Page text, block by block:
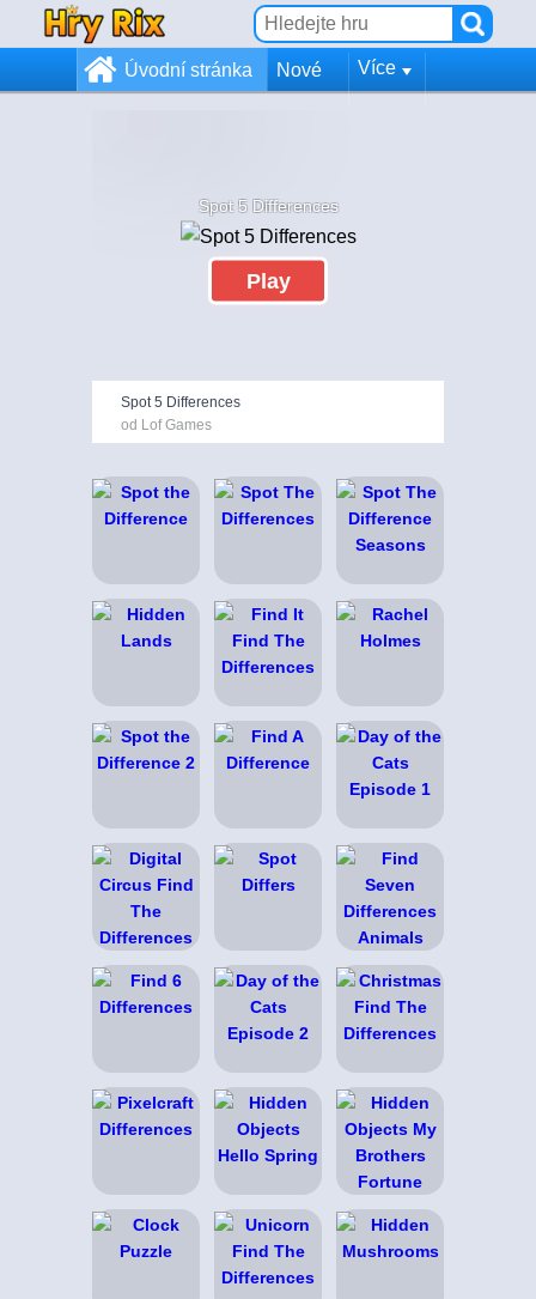
Úvodní stránka Nové Více
Spot 5 Differences
Play
Spot 5 Differences
od Lof Games